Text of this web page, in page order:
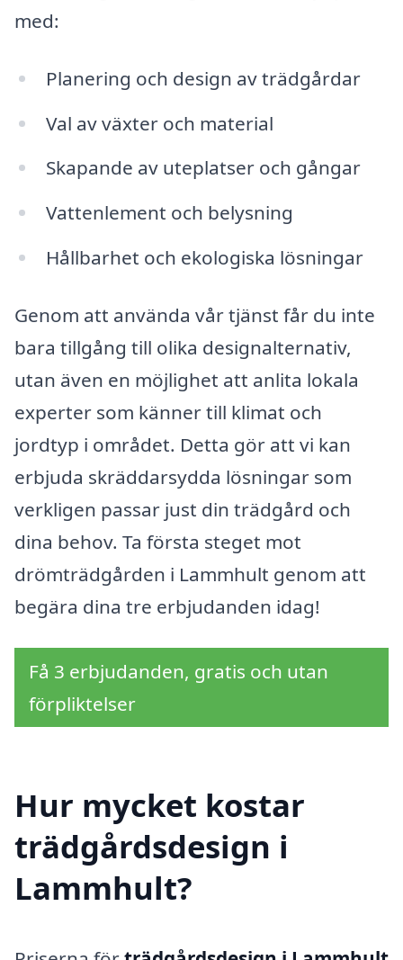
med:
Planering och design av trädgårdar
Val av växter och material
Skapande av uteplatser och gångar
Vattenlement och belysning
Hållbarhet och ekologiska lösningar
Genom att använda vår tjänst får du inte
bara tillgång till olika designalternativ,
utan även en möjlighet att anlita lokala
experter som känner till klimat och
jordtyp i området. Detta gör att vi kan
erbjuda skräddarsydda lösningar som
verkligen passar just din trädgård och
dina behov. Ta första steget mot
drömträdgården i Lammhult genom att
begära dina tre erbjudanden idag!
Få 3 erbjudanden, gratis och utan
förpliktelser
Hur mycket kostar
trädgårdsdesign i
Lammhult?